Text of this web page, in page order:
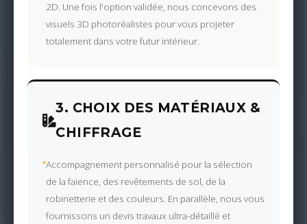
2D. Une fois l'option validée, nous concevons des
visuels 3D photoréalistes pour vous projeter
totalement dans votre futur intérieur.
3. CHOIX DES MATÉRIAUX &
CHIFFRAGE
Accompagnement personnalisé pour la sélection
de la faïence, des revêtements de sol, de la
robinetterie et des couleurs. En parallèle, nous vous
fournissons un devis travaux ultra-détaillé et